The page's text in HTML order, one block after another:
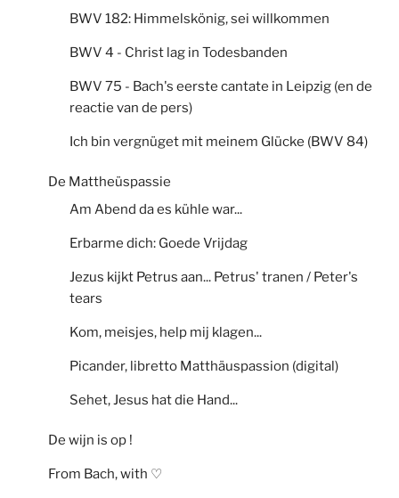
BWV 182: Himmelskönig, sei willkommen
BWV 4 - Christ lag in Todesbanden
BWV 75 - Bach's eerste cantate in Leipzig (en de
reactie van de pers)
Ich bin vergnüget mit meinem Glücke (BWV 84)
De Mattheüspassie
Am Abend da es kühle war...
Erbarme dich: Goede Vrijdag
Jezus kijkt Petrus aan... Petrus' tranen / Peter's
tears
Kom, meisjes, help mij klagen...
Picander, libretto Matthäuspassion (digital)
Sehet, Jesus hat die Hand...
De wijn is op !
From Bach, with ♡